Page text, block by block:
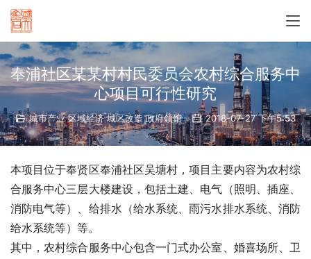
奉浦社区某某村村民委员会农村综合服务中
心项目可行性研究
城市产业 区域经济 城区改造 政府领馆 2018-07-27 下午5:53
本项目位于奉贤区奉浦社区吴塘村，项目主要内容为农村综
合服务中心三层大楼建设，包括土建、电气（照明、插座、
消防电气等）、给排水（给水系统、雨污水排水系统、消防
给水系统等）等。
其中，农村综合服务中心包含一门式办公室、婚喜场所、卫